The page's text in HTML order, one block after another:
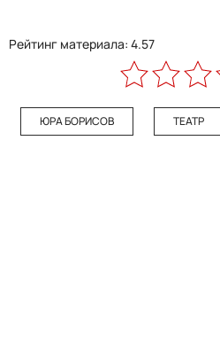
Рейтинг материала: 4.57
ЮРА БОРИСОВ ТЕАТР